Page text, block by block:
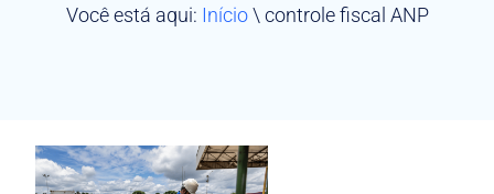
Você está aqui: Início\ controle fiscal ANP